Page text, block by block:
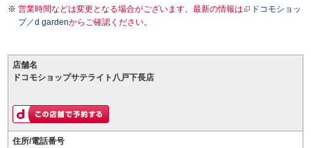
営業時間などは変更となる場合がございます。最新の情報は
ドコモショッ
プ／d gardenからご確認ください。
店舗名
ドコモショップサテライト八戸下長店
住所/電話番号